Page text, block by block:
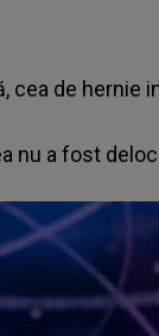
cea de hernie
nu a fost